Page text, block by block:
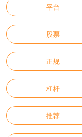
平台
股票
正规
杠杆
推荐